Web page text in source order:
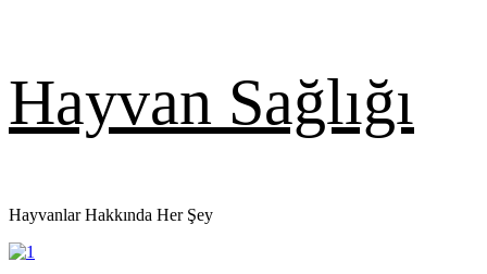
Hayvan Sağlığı
Hayvanlar Hakkında Her Şey